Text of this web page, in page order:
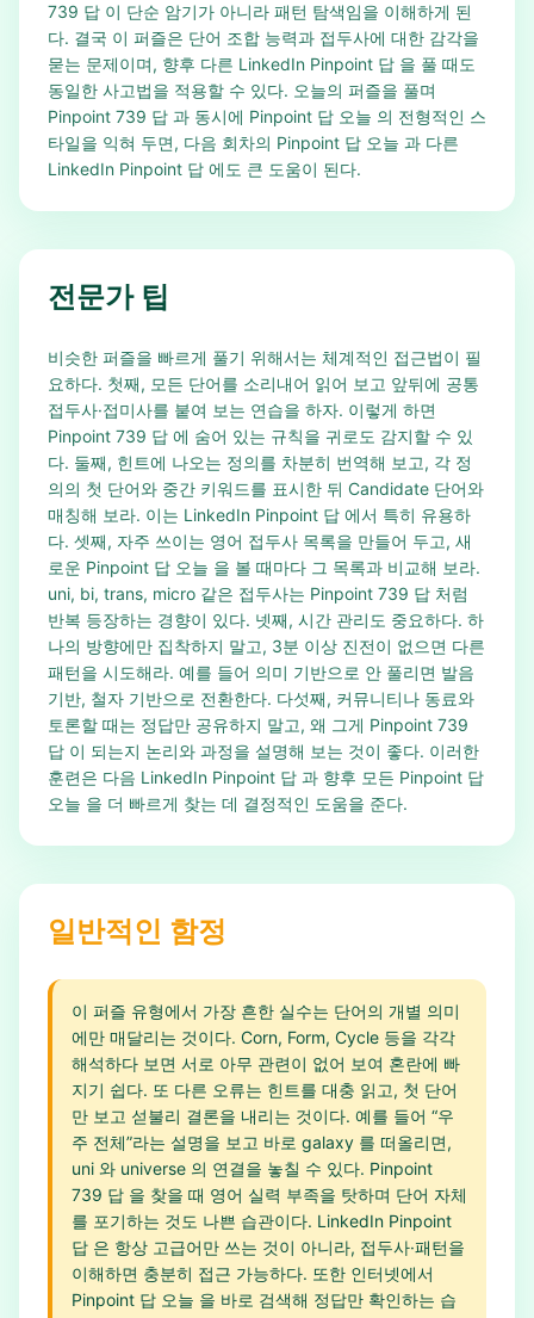
739 답 이 단순 암기가 아니라 패턴 탐색임을 이해하게 된
다. 결국 이 퍼즐은 단어 조합 능력과 접두사에 대한 감각을
묻는 문제이며, 향후 다른 LinkedIn Pinpoint 답 을 풀 때도
동일한 사고법을 적용할 수 있다. 오늘의 퍼즐을 풀며
Pinpoint 739 답 과 동시에 Pinpoint 답 오늘 의 전형적인 스
타일을 익혀 두면, 다음 회차의 Pinpoint 답 오늘 과 다른
LinkedIn Pinpoint 답 에도 큰 도움이 된다.
전문가 팁
비슷한 퍼즐을 빠르게 풀기 위해서는 체계적인 접근법이 필
요하다. 첫째, 모든 단어를 소리내어 읽어 보고 앞뒤에 공통
접두사·접미사를 붙여 보는 연습을 하자. 이렇게 하면
Pinpoint 739 답 에 숨어 있는 규칙을 귀로도 감지할 수 있
다. 둘째, 힌트에 나오는 정의를 차분히 번역해 보고, 각 정
의의 첫 단어와 중간 키워드를 표시한 뒤 Candidate 단어와
매칭해 보라. 이는 LinkedIn Pinpoint 답 에서 특히 유용하
다. 셋째, 자주 쓰이는 영어 접두사 목록을 만들어 두고, 새
로운 Pinpoint 답 오늘 을 볼 때마다 그 목록과 비교해 보라.
uni, bi, trans, micro 같은 접두사는 Pinpoint 739 답 처럼
반복 등장하는 경향이 있다. 넷째, 시간 관리도 중요하다. 하
나의 방향에만 집착하지 말고, 3분 이상 진전이 없으면 다른
패턴을 시도해라. 예를 들어 의미 기반으로 안 풀리면 발음
기반, 철자 기반으로 전환한다. 다섯째, 커뮤니티나 동료와
토론할 때는 정답만 공유하지 말고, 왜 그게 Pinpoint 739
답 이 되는지 논리와 과정을 설명해 보는 것이 좋다. 이러한
훈련은 다음 LinkedIn Pinpoint 답 과 향후 모든 Pinpoint 답
오늘 을 더 빠르게 찾는 데 결정적인 도움을 준다.
일반적인 함정
이 퍼즐 유형에서 가장 흔한 실수는 단어의 개별 의미
에만 매달리는 것이다. Corn, Form, Cycle 등을 각각
해석하다 보면 서로 아무 관련이 없어 보여 혼란에 빠
지기 쉽다. 또 다른 오류는 힌트를 대충 읽고, 첫 단어
만 보고 섣불리 결론을 내리는 것이다. 예를 들어 “우
주 전체”라는 설명을 보고 바로 galaxy 를 떠올리면,
uni 와 universe 의 연결을 놓칠 수 있다. Pinpoint
739 답 을 찾을 때 영어 실력 부족을 탓하며 단어 자체
를 포기하는 것도 나쁜 습관이다. LinkedIn Pinpoint
답 은 항상 고급어만 쓰는 것이 아니라, 접두사·패턴을
이해하면 충분히 접근 가능하다. 또한 인터넷에서
Pinpoint 답 오늘 을 바로 검색해 정답만 확인하는 습